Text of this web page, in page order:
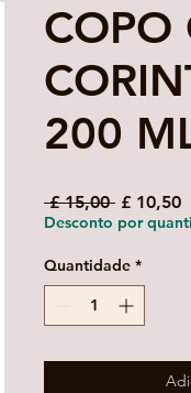
COPO
200
£ 15,00 Preço
normal
£ 10,50
Desconto por
Quantidade *